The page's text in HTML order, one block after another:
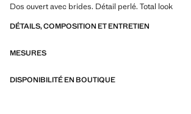
Dos ouvert avec brides. Détail perlé. Total look
DÉTAILS, COMPOSITION ET ENTRETIEN
MESURES
DISPONIBILITÉ EN BOUTIQUE